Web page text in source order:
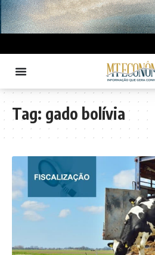
Tag: gado bolívia